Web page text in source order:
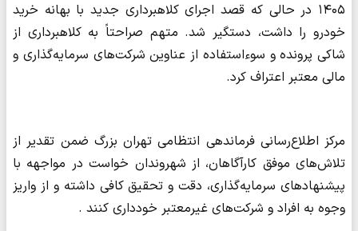
۱۴۰۵ در حالی که قصد اجرای کلاهبرداری جدید با بهانه خرید
خودرو را داشت، دستگیر شد. متهم صراحتاً به کلاهبرداری از
شاکی پرونده و سوءاستفاده از عناوین شرکت‌های سرمایه‌گذاری و
مالی معتبر اعتراف کرد.
مرکز اطلاع‌رسانی فرماندهی انتظامی تهران بزرگ ضمن تقدیر از
تلاش‌های موفق کارآگاهان، از شهروندان خواست در مواجهه با
پیشنهادهای سرمایه‌گذاری، دقت و تحقیق کافی داشته و از واریز
وجوه به افراد و شرکت‌های غیرمعتبر خودداری کنند .